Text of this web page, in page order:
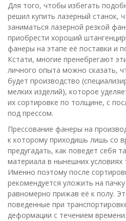
Для того, чтобы избегать
решил купить лазерный станок,
заниматься лазерной резкой
приобрести хороший
фанеры на этапе её поставки и
Кстати, многие пренебрегают
личного опыта можно сказать,
будет производство
мелких изделий), которое
их сортировке по толщине, с
под прессом.
Прессование фанеры на
к которому приходишь лишь со
предугадать, как поведет себя
материала в нынешних
Именно поэтому после
рекомендуется уложить на
равномерно прижав её к полу.
поведенные при
деформации с течением времени.